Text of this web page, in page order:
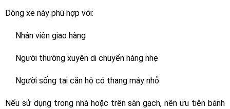
Dòng xe này phù hợp với:
Nhân viên giao hàng
Người thường xuyên di chuyển hàng nhẹ
Người sống tại căn hộ có thang máy nhỏ
Nếu sử dụng trong nhà hoặc trên sàn gạch, nên ưu tiên bánh